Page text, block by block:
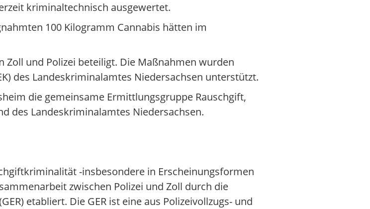
kriminaltechnisch ausgewertet.
100 Kilogramm Cannabis hätten im
Zoll und Polizei beteiligt. Die Maßnahmen wurden
des Landeskriminalamtes Niedersachsen unterstützt.
die gemeinsame Ermittlungsgruppe Rauschgift,
des Landeskriminalamtes Niedersachsen.
-insbesondere in Erscheinungsformen
zwischen Polizei und Zoll durch die
etabliert. Die GER ist eine aus Polizeivollzugs- und